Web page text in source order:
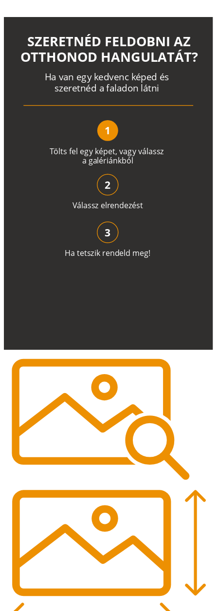
Tölts fel egy képet, vagyválassz
a galériánkból
Ha van egy kedvenc képed és
szeretnéd a faladon látni
SZERETNÉD FELDOBNI AZ
OTTHONOD HANGULATÁT?
1
Válassz elrendezést
2
Ha tetszik rendeld meg!
3